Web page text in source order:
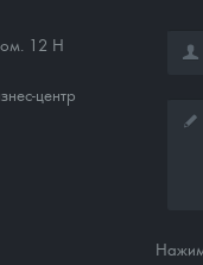
12 Н
центр